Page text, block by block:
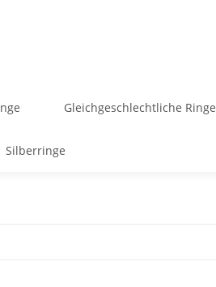
Gleichgeschlechtliche Ringe
Silberringe